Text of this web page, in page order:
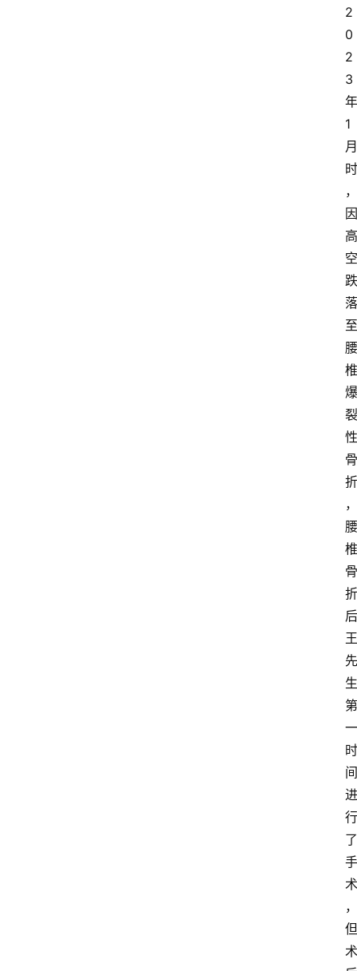
2
0
2
3
年
1
月
时
，
因
高
空
跌
落
至
腰
椎
爆
裂
性
骨
折
，
腰
椎
骨
折
后
王
先
生
第
一
时
间
进
行
了
手
术
，
但
术